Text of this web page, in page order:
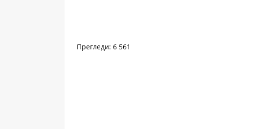
Прегледи: 6 561